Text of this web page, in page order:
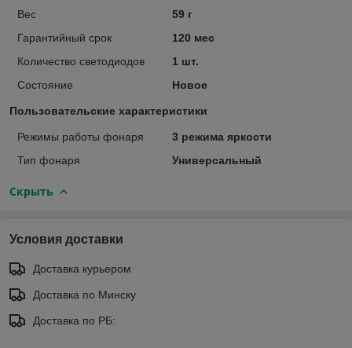
Вес
59 г
Гарантийный срок
120 мес
Количество светодиодов
1 шт.
Состояние
Новое
Пользовательские характеристики
Режимы работы фонаря
3 режима яркости
Тип фонаря
Универсальный
Скрыть
Условия доставки
Доставка курьером
Доставка по Минску
Доставка по РБ: